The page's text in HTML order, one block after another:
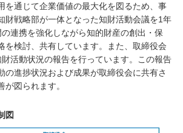
を通じて企業価値の最大化を図るため、事
財戦略部が一体となった知財活動会議を1年
連携を強化しながら知的財産の創出・保
を検討、共有しています。また、取締役会
活動状況の報告を行っています。この報告
の進捗状況および成果が取締役会に共有さ
図られます。
図